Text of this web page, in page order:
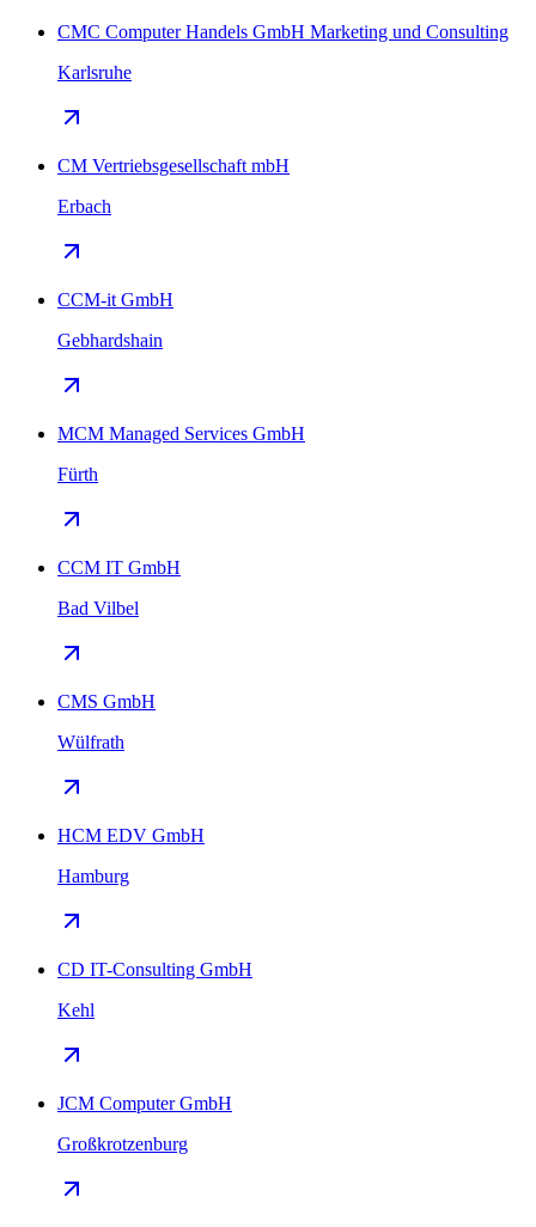
CMC Computer Handels GmbH Marketing und Consulting
Karlsruhe
CM Vertriebsgesellschaft mbH
Erbach
CCM-it GmbH
Gebhardshain
MCM Managed Services GmbH
Fürth
CCM IT GmbH
Bad Vilbel
CMS GmbH
Wülfrath
HCM EDV GmbH
Hamburg
CD IT-Consulting GmbH
Kehl
JCM Computer GmbH
Großkrotzenburg